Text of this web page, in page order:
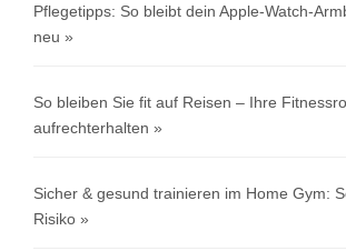
Pflegetipps: So bleibt dein Apple-Watch-
neu
So bleiben Sie fit auf Reisen – Ihre
aufrechterhalten
Sicher & gesund trainieren im Home Gym:
Risiko